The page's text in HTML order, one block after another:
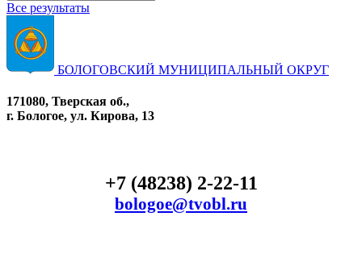
Все результаты
БОЛОГОВСКИЙ МУНИЦИПАЛЬНЫЙ ОКРУГ
171080, Тверская об.,
г. Бологое, ул. Кирова, 13
+7 (48238) 2-22-11
bologoe@tvobl.ru